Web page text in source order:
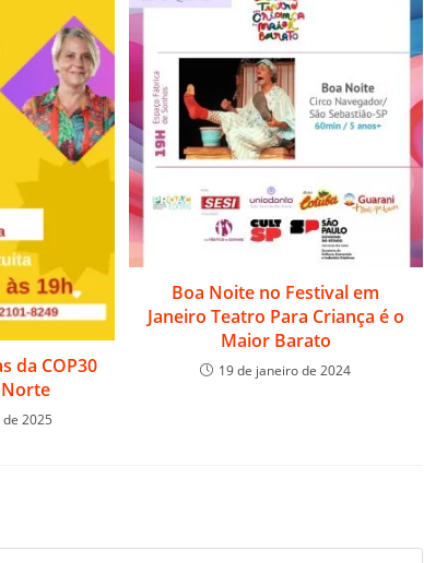
da COP30
2025
Boa Noite no Festival em
Janeiro Teatro Para Criança é o
Maior Barato
19 de janeiro de 2024